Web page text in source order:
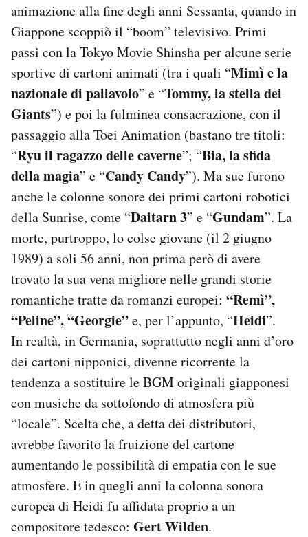
animazione alla fine degli anni Sessanta, quando in
Giappone scoppiò il “boom” televisivo. Primi
passi con la Tokyo Movie Shinsha per alcune serie
sportive di cartoni animati (tra i quali “Mimì e la
nazionale di pallavolo” e “Tommy, la stella dei
Giants”) e poi la fulminea consacrazione, con il
passaggio alla Toei Animation (bastano tre titoli:
“Ryu il ragazzo delle caverne”; “Bia, la sfida
della magia” e “Candy Candy”). Ma sue furono
anche le colonne sonore dei primi cartoni robotici
della Sunrise, come “Daitarn3” e “Gundam”. La
morte, purtroppo, lo colse giovane (il 2 giugno
1989) a soli 56 anni, non prima però di avere
trovato la sua vena migliore nelle grandi storie
romantiche tratte da romanzi europei: “Remì”,
“Peline”, “Georgie”e, per l’appunto, “Heidi”.
In realtà, in Germania, soprattutto negli anni d’oro
dei cartoni nipponici, divenne ricorrente la
tendenza a sostituire le BGM originali giapponesi
con musiche da sottofondo di atmosfera più
“locale”. Scelta che, a detta dei distributori,
avrebbe favorito la fruizione del cartone
aumentando le possibilità di empatia con le sue
atmosfere. E in quegli anni la colonna sonora
europea di Heidi fu affidata proprio a un
compositore tedesco: Gert Wilden.